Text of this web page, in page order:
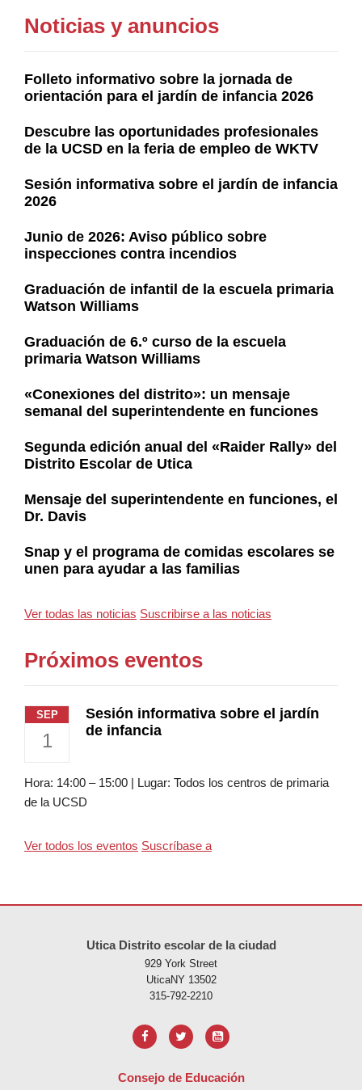
Noticias y anuncios
Folleto informativo sobre la jornada de
orientación para el jardín de infancia 2026
Descubre las oportunidades profesionales
de la UCSD en la feria de empleo de WKTV
Sesión informativa sobre el jardín de infancia
2026
Junio de 2026: Aviso público sobre
inspecciones contra incendios
Graduación de infantil de la escuela primaria
Watson Williams
Graduación de 6.º curso de la escuela
primaria Watson Williams
«Conexiones del distrito»: un mensaje
semanal del superintendente en funciones
Segunda edición anual del «Raider Rally» del
Distrito Escolar de Utica
Mensaje del superintendente en funciones, el
Dr. Davis
Snap y el programa de comidas escolares se
unen para ayudar a las familias
Ver todas las noticias Suscribirse a las noticias
Próximos eventos
SEP
1
Sesión informativa sobre el jardín
de infancia
Hora: 14:00 – 15:00 | Lugar: Todos los centros de primaria
de la UCSD
Ver todos los eventos Suscríbase a
Utica Distrito escolar de la ciudad
929 York Street
UticaNY 13502
315-792-2210
Consejo de Educación